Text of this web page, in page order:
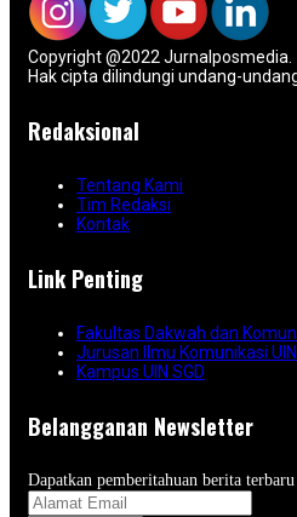
Copyright @2022 Jurnalposmedia.
Hak cipta dilindungi undang-
Redaksional
Tentang Kami
Tim Redaksi
Kontak
Link Penting
Fakultas Dakwah dan
Jurusan Ilmu Komunikasi UIN
Kampus UIN SGD
Belangganan Newsletter
Dapatkan pemberitahuan berita